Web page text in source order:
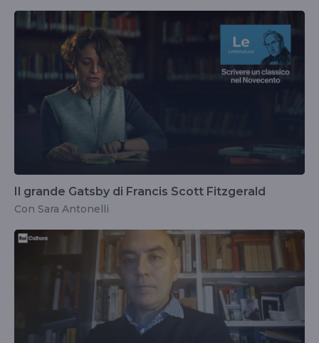
Il grande Gatsby di Francis Scott Fitzgerald
Con Sara Antonelli